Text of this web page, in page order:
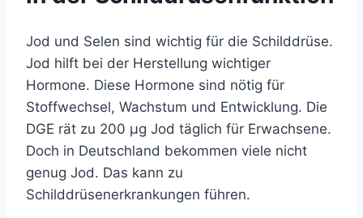
Jod und Selen sind wichtig für die Schilddrüse.
Jod hilft bei der Herstellung wichtiger
Hormone. Diese Hormone sind nötig für
Stoffwechsel, Wachstum und Entwicklung. Die
DGE rät zu 200 µg Jod täglich für Erwachsene.
Doch in Deutschland bekommen viele nicht
genug Jod. Das kann zu
Schilddrüsenerkrankungen führen.